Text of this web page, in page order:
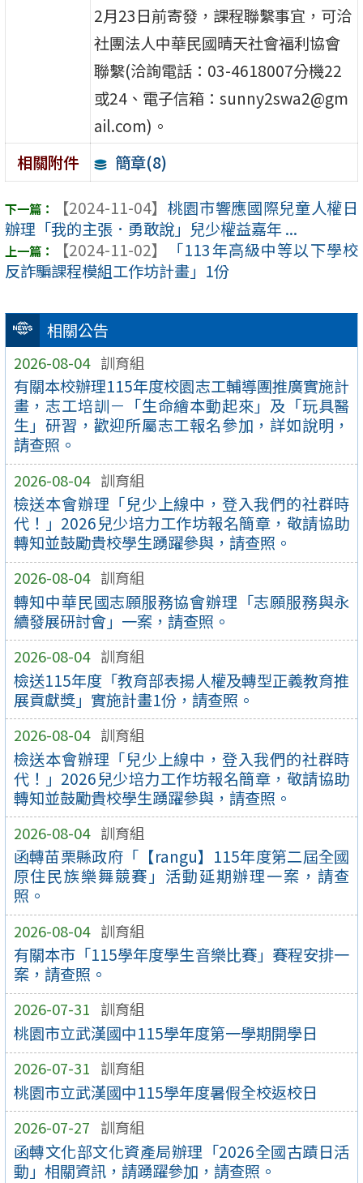
相關公告
2026-08-04 訓育組
有關本校辦理115年度校園志工輔導團推廣實施計
畫，志工培訓－「生命繪本動起來」及「玩具醫
生」研習，歡迎所屬志工報名參加，詳如說明，
請查照。
2026-08-04 訓育組
檢送本會辦理「兒少上線中，登入我們的社群時
代！」2026兒少培力工作坊報名簡章，敬請協助
轉知並鼓勵貴校學生踴躍參與，請查照。
2026-08-04 訓育組
轉知中華民國志願服務協會辦理「志願服務與永
續發展研討會」一案，請查照。
2026-08-04 訓育組
檢送115年度「教育部表揚人權及轉型正義教育推
展貢獻獎」實施計畫1份，請查照。
2026-08-04 訓育組
檢送本會辦理「兒少上線中，登入我們的社群時
代！」2026兒少培力工作坊報名簡章，敬請協助
轉知並鼓勵貴校學生踴躍參與，請查照。
2026-08-04 訓育組
函轉苗栗縣政府「【rangu】115年度第二屆全國
原住民族樂舞競賽」活動延期辦理一案，請查
照。
2026-08-04 訓育組
有關本市「115學年度學生音樂比賽」賽程安排一
案，請查照。
2026-07-31 訓育組
桃園市立武漢國中115學年度第一學期開學日
2026-07-31 訓育組
桃園市立武漢國中115學年度暑假全校返校日
2026-07-27 訓育組
函轉文化部文化資產局辦理「2026全國古蹟日活
動」相關資訊，請踴躍參加，請查照。
2月23日前寄發，課程聯繫事宜，可洽
社團法人中華民國晴天社會福利協會
聯繫(洽詢電話：03-4618007分機22
或24、電子信箱：sunny2swa2@gm
ail.com)。
相關附件
簡章(8)
【2024-11-04】 桃園市響應國際兒童人權日
辦理「我的主張．勇敢說」兒少權益嘉年 ...
【2024-11-02】
「113年高級中等以下學校
反詐騙課程模組工作坊計畫」1份